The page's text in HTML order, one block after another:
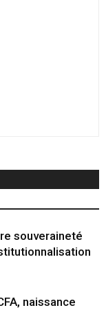
souveraineté
naissance